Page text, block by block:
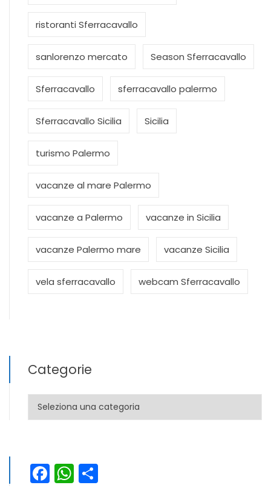
ristoranti Sferracavallo
sanlorenzo mercato Season Sferracavallo
Sferracavallo sferracavallo palermo
Sferracavallo Sicilia Sicilia
turismo Palermo
vacanze al mare Palermo
vacanze a Palermo vacanze in Sicilia
vacanze Palermo mare vacanze Sicilia
vela sferracavallo webcam Sferracavallo
Categorie
Categorie
Facebook
WhatsApp